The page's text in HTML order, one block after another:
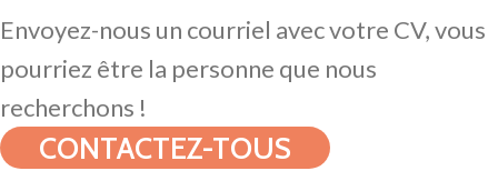
Envoyez-nous un courriel avec votre CV, vous
pourriez être la personne que nous
recherchons !
CONTACTEZ-TOUS